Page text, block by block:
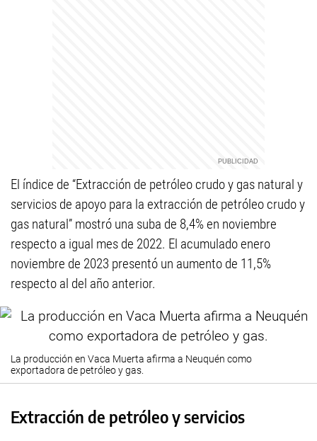
El índice de “Extracción de petróleo crudo y gas natural y
servicios de apoyo para la extracción de petróleo crudo y
gas natural” mostró una suba de 8,4% en noviembre
respecto a igual mes de 2022. El acumulado enero
noviembre de 2023 presentó un aumento de 11,5%
respecto al del año anterior.
La producción en Vaca Muerta afirma a Neuquén como
exportadora de petróleo y gas.
Extracción de petróleo y servicios